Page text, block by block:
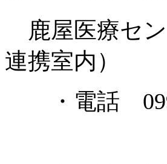
鹿屋医療セ
連携室内）
・電話